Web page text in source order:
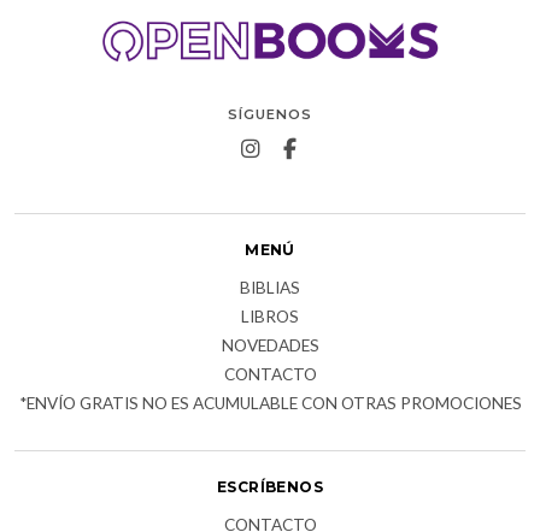
SÍGUENOS
MENÚ
BIBLIAS
LIBROS
NOVEDADES
CONTACTO
*ENVÍO GRATIS NO ES ACUMULABLE CON OTRAS PROMOCIONES
ESCRÍBENOS
CONTACTO